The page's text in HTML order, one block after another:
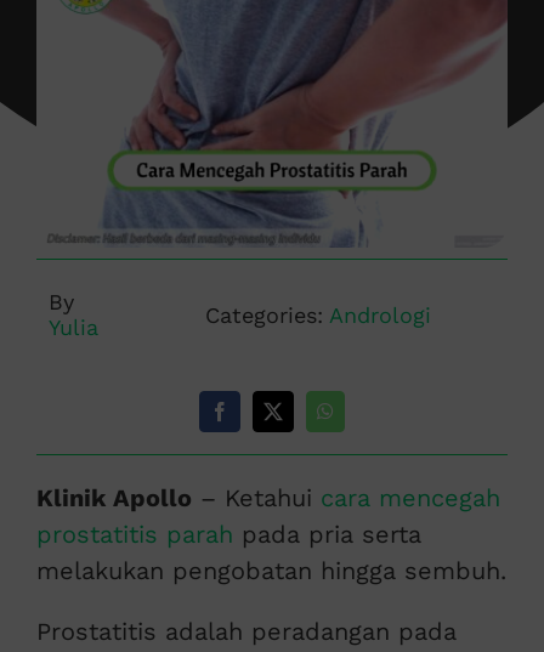
By
Yulia
Categories: Andrologi
Klinik Apollo – Ketahui cara mencegah
prostatitis parah pada pria serta
melakukan pengobatan hingga sembuh.
Prostatitis adalah peradangan pada